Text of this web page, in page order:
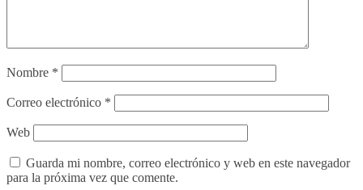
Nombre *
Correo electrónico *
Web
Guarda mi nombre, correo electrónico y web en este navegador
para la próxima vez que comente.